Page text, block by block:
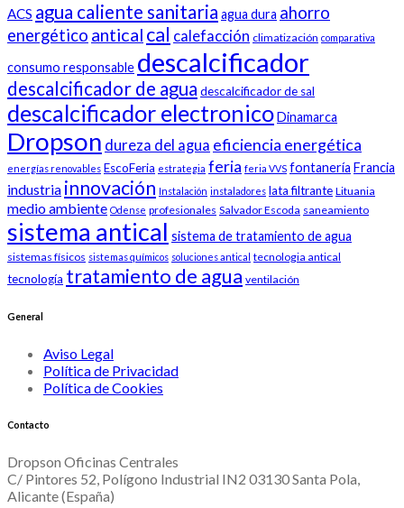
ACS agua caliente sanitaria agua dura ahorro
energético antical cal calefacción climatización comparativa
consumo responsable descalcificador
descalcificador de agua descalcificador de sal
descalcificador electronicoDinamarca
Dropson dureza del agua eficiencia energética
energías renovables EscoFeria estrategia feria feria VVS fontanería Francia
industria innovación Instalación instaladores lata filtrante Lituania
medio ambiente Odense profesionales Salvador Escoda saneamiento
sistema antical sistema de tratamiento de agua
sistemas físicos sistemas químicos soluciones antical tecnologia antical
tecnología tratamiento de agua ventilación
General
Aviso Legal
Política de Privacidad
Política de Cookies
Contacto
Dropson Oficinas Centrales
C/ Pintores 52, Polígono Industrial IN2 03130 Santa Pola,
Alicante (España)